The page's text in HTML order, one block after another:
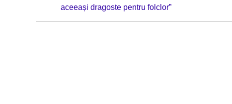
aceeași dragoste pentru folclor”